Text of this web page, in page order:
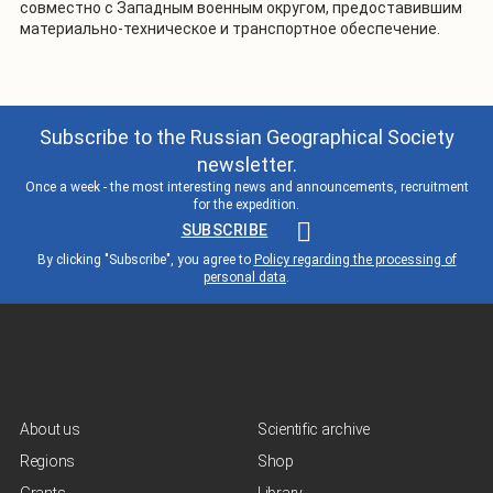
совместно с Западным военным округом, предоставившим
материально-техническое и транспортное обеспечение.
Subscribe to the Russian Geographical Society
newsletter.
Once a week - the most interesting news and announcements, recruitment
for the expedition.
SUBSCRIBE
By clicking "Subscribe", you agree to Policy regarding the processing of
personal data.
About us
Regions
Scientific archive
Shop